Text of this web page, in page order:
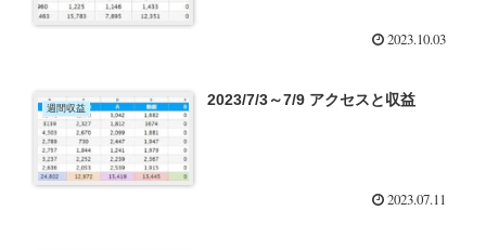
2023.10.03
週間収益 2023/7/3～7/9 アクセスと収益
2023.07.11